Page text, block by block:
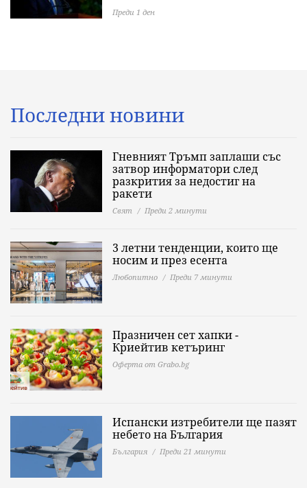
Преди 1 ден
Последни новини
Гневният Тръмп заплаши със
затвор информатори след
разкрития за недостиг на
ракети
Свят Преди 2 минути
3 летни тенденции, които ще
носим и през есента
Любопитно Преди 7 минути
Празничен сет хапки -
Криейтив кетъринг
Оферта от Grabo.bg
Испански изтребители ще пазят
небето на България
България Преди 21 минути